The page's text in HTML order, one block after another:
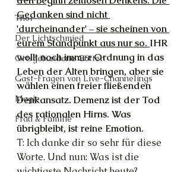
Thot
Der Lichtschmied
Ortsgebundene Götter
Gast-Fragen von Live-Channelings
Magie
Frau & Familie
Gedanken sind nicht
'durcheinander' – sie scheinen von
eurem Standpunkt aus nur so. IHR
wollt noch immer Ordnung in das
Leben der Alten bringen, aber sie
wählen einen freier fließenden
Denkansatz. Demenz ist der Tod
des rationalen Hirns. Was
übrigbleibt, ist reine Emotion.
T: Ich danke dir so sehr für diese
Worte. Und nun: Was ist die